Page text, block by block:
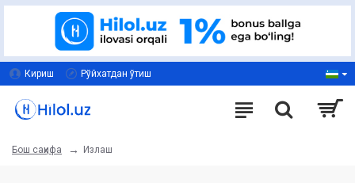
Кириш Рўйхатдан ўтиш
Бош саҳифа Излаш